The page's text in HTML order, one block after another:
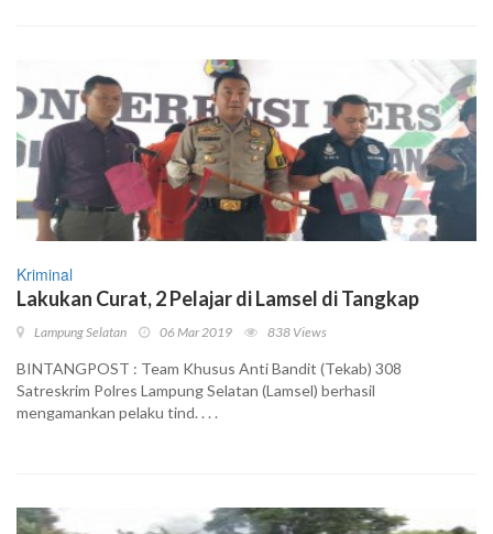
Kriminal
Lakukan Curat, 2 Pelajar di Lamsel di Tangkap
Lampung Selatan 06 Mar 2019 838 Views
BINTANGPOST : Team Khusus Anti Bandit (Tekab) 308
Satreskrim Polres Lampung Selatan (Lamsel) berhasil
mengamankan pelaku tind. . . .